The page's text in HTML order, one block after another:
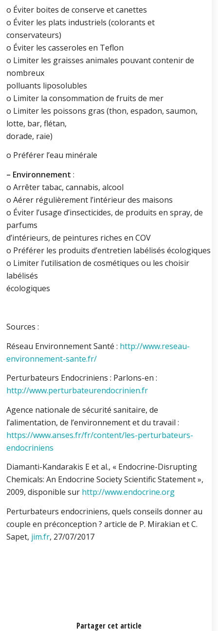
o Éviter boites de conserve et canettes
o Éviter les plats industriels (colorants et
conservateurs)
o Éviter les casseroles en Teflon
o Limiter les graisses animales pouvant contenir de
nombreux
polluants liposolubles
o Limiter la consommation de fruits de mer
o Limiter les poissons gras (thon, espadon, saumon,
lotte, bar, flétan,
dorade, raie)
o Préférer l’eau minérale
– Environnement:
o Arrêter tabac, cannabis, alcool
o Aérer régulièrement l’intérieur des maisons
o Éviter l’usage d’insecticides, de produits en spray, de
parfums
d’intérieurs, de peintures riches en COV
o Préférer les produits d’entretien labélisés écologiques
o Limiter l’utilisation de cosmétiques ou les choisir
labélisés
écologiques
Sources :
Réseau Environnement Santé : http://www.reseau-
environnement-sante.fr/
Perturbateurs Endocriniens : Parlons-en :
http://www.perturbateurendocrinien.fr
Agence nationale de sécurité sanitaire, de
l’alimentation, de l’environnement et du travail :
https://www.anses.fr/fr/content/les-perturbateurs-
endocriniens
Diamanti-Kandarakis E et al., « Endocrine-Disrupting
Chemicals: An Endocrine Society Scientific Statement »,
2009, disponible sur http://www.endocrine.org
Perturbateurs endocriniens, quels conseils donner au
couple en préconception ? article de P. Mirakian et C.
Sapet, jim.fr, 27/07/2017
Partager cet article